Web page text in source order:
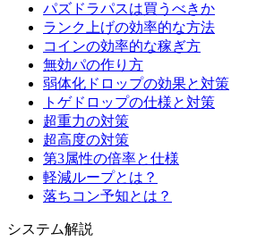
パズドラパスは買うべきか
ランク上げの効率的な方法
コインの効率的な稼ぎ方
無効パの作り方
弱体化ドロップの効果と対策
トゲドロップの仕様と対策
超重力の対策
超高度の対策
第3属性の倍率と仕様
軽減ループとは？
落ちコン予知とは？
システム解説